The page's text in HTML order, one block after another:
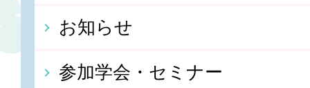
お知らせ
参加学会・セミナー